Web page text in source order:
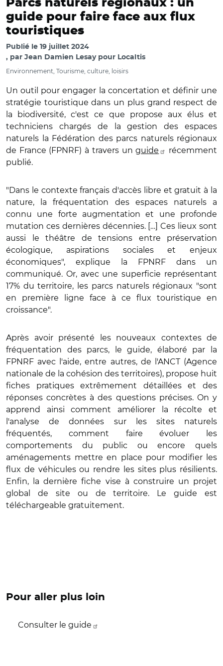
Parcs naturels régionaux : un
guide pour faire face aux flux
touristiques
Publié le 19 juillet 2024
par Jean Damien Lesay pour Localtis
Environnement, Tourisme, culture, loisirs
Un outil pour engager la concertation et définir une
stratégie touristique dans un plus grand respect de
la biodiversité, c'est ce que propose aux élus et
techniciens chargés de la gestion des espaces
naturels la Fédération des parcs naturels régionaux
de France (FPNRF) à travers unguide
récemment
publié.
"Dans le contexte français d'accès libre et gratuit à la
nature, la fréquentation des espaces naturels a
connu une forte augmentation et une profonde
mutation ces dernières décennies. […] Ces lieux sont
aussi le théâtre de tensions entre préservation
écologique, aspirations sociales et enjeux
économiques", explique la FPNRF dans un
communiqué. Or, avec une superficie représentant
17% du territoire, les parcs naturels régionaux "sont
en première ligne face à ce flux touristique en
croissance".
Après avoir présenté les nouveaux contextes de
fréquentation des parcs, le guide, élaboré par la
FPNRF avec l'aide, entre autres, de l'ANCT (Agence
nationale de la cohésion des territoires), propose huit
fiches pratiques extrêmement détaillées et des
réponses concrètes à des questions précises. On y
apprend ainsi comment améliorer la récolte et
l'analyse de données sur les sites naturels
fréquentés, comment faire évoluer les
comportements du public ou encore quels
aménagements mettre en place pour modifier les
flux de véhicules ou rendre les sites plus résilients.
Enfin, la dernière fiche vise à construire un projet
global de site ou de territoire. Le guide est
téléchargeable gratuitement.
Pour aller plus loin
Consulter le guide